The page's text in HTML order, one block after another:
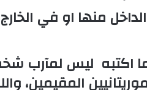
منها او في
اكتبه ليس لمآرب
المقيمين،